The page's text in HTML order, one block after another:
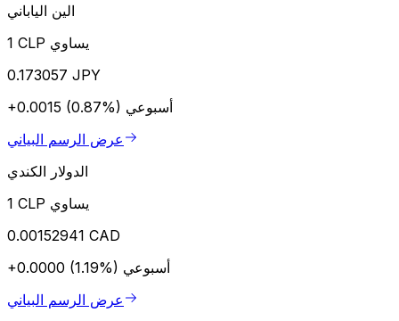
الين الياباني
1 CLP يساوي
0.173057 JPY
+0.0015 (0.87%) أسبوعي
عرض الرسم البياني
الدولار الكندي
1 CLP يساوي
0.00152941 CAD
+0.0000 (1.19%) أسبوعي
عرض الرسم البياني